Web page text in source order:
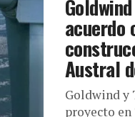
acuerdo
Austral
Goldwind y
proyecto en